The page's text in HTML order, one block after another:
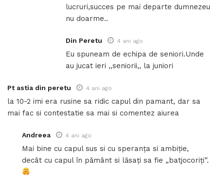
lucruri,succes pe mai departe dumnezeu
nu doarme..
Din Peretu 4 ani ago
Eu spuneam de echipa de seniori.Unde
au jucat ieri ,,seniorii,, la juniori
Pt astia din peretu 4 ani ago
la 10-2 imi era rusine sa ridic capul din pamant, dar sa
mai fac si contestatie sa mai si comentez aiurea
Andreea 4 ani ago
Mai bine cu capul sus si cu speranța si ambiție,
decât cu capul în pământ si lăsați sa fie „batjocoriți”.